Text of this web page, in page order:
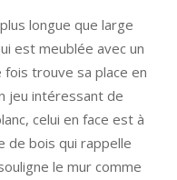
longue que large
est meublée avec un
fois trouve sa place en
jeu intéressant de
celui en face est à
de bois qui rappelle
le mur comme